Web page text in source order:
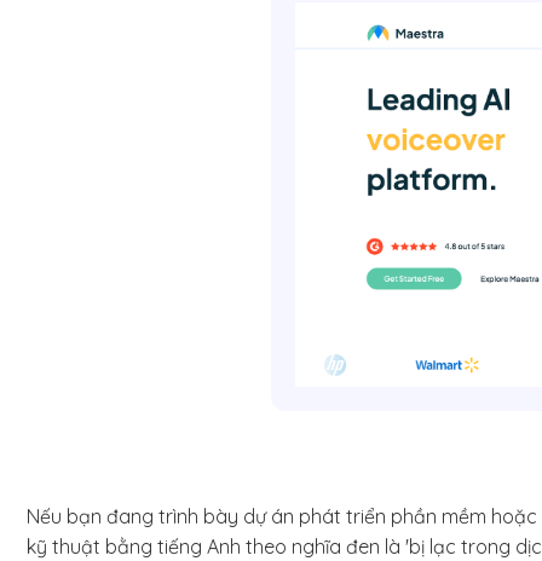
Nếu bạn đang trình bày dự án phát triển phần mềm
kỹ thuật bằng tiếng Anh theo nghĩa đen là 'bị lạc trong